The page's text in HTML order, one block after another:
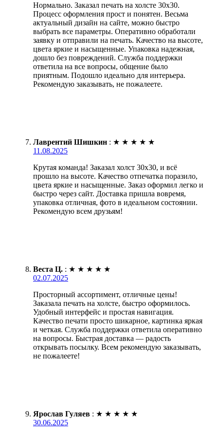
Нормально. Заказал печать на холсте 30х30.
Процесс оформления прост и понятен. Весьма
актуальный дизайн на сайте, можно быстро
выбрать все параметры. Оперативно обработали
заявку и отправили на печать. Качество на высоте,
цвета яркие и насыщенные. Упаковка надежная,
дошло без повреждений. Служба поддержки
ответила на все вопросы, общение было
приятным. Подошло идеально для интерьера.
Рекомендую заказывать, не пожалеете.
Лаврентий Шишкин : ★ ★ ★ ★ ★
11.08.2025
Крутая команда! Заказал холст 30х30, и всё
прошло на высоте. Качество отпечатка поразило,
цвета яркие и насыщенные. Заказ оформил легко и
быстро через сайт. Доставка пришла вовремя,
упаковка отличная, фото в идеальном состоянии.
Рекомендую всем друзьям!
Веста Ц. : ★ ★ ★ ★ ★
02.07.2025
Просторный ассортимент, отличные цены!
Заказала печать на холсте, быстро оформилось.
Удобный интерфейс и простая навигация.
Качество печати просто шикарное, картинка яркая
и четкая. Служба поддержки ответила оперативно
на вопросы. Быстрая доставка — радость
открывать посылку. Всем рекомендую заказывать,
не пожалеете!
Ярослав Гуляев : ★ ★ ★ ★ ★
30.06.2025